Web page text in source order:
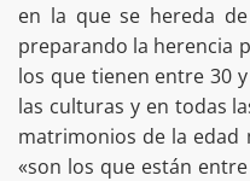
en la que se hereda
preparando la herencia
los que tienen entre 30
las culturas y en todas
matrimonios de la edad
«son los que están